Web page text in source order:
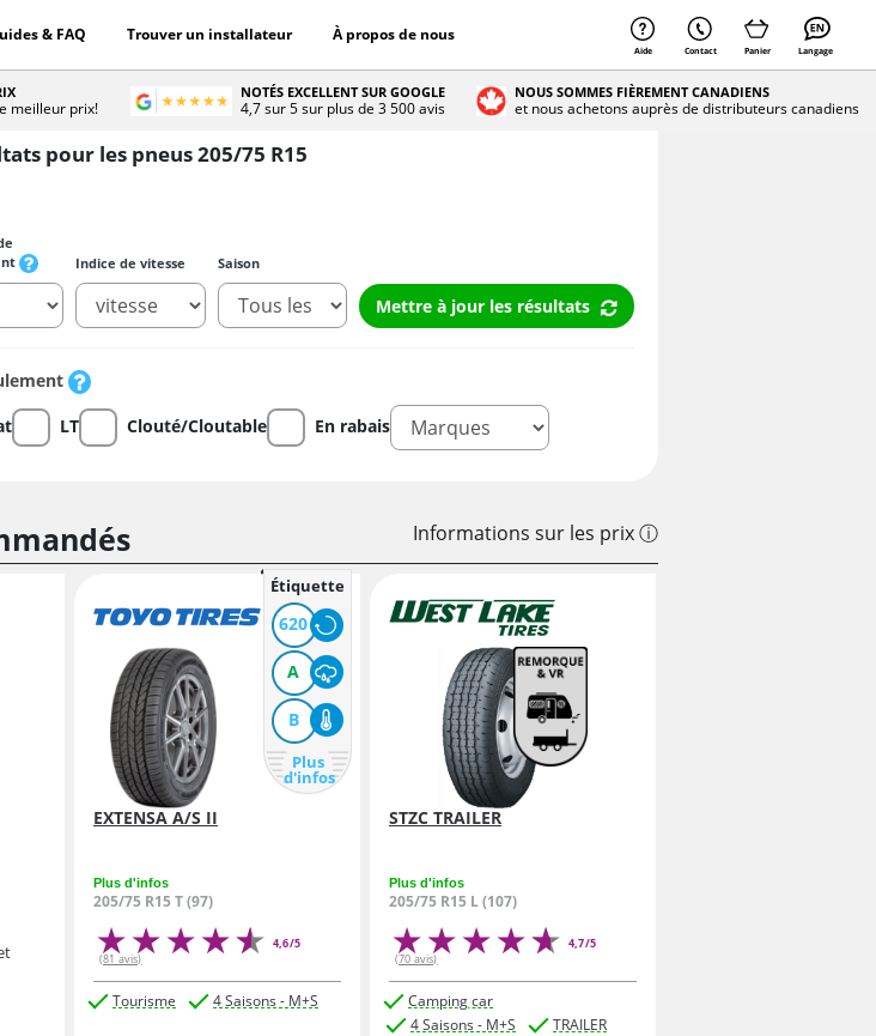
& FAQ Trouver un installateur À propos de nous
Aide Contact Panier Langage
meilleur prix!
NOTÉS EXCELLENT SUR GOOGLE
4,7 sur 5 sur plus de 3 500 avis
NOUS SOMMES FIÈREMENT CANADIENS
et nous achetons auprès de distributeurs canadiens
pour les pneus 205/75 R15
LT Clouté/Cloutable En rabais
Indice de vitesse Saison
Mettre à jour les résultats
Informations sur les prix ⓘ
Étiquette
620
A
B
Plus
d'infos
EXTENSA A/S II
Plus d'infos
205/75 R15 T (97)
4,6/5
(81 avis)
Tourisme 4 Saisons - M+S
STZC TRAILER
Plus d'infos
205/75 R15 L (107)
4,7/5
(70 avis)
Camping car
4 Saisons - M+S
TRAILER